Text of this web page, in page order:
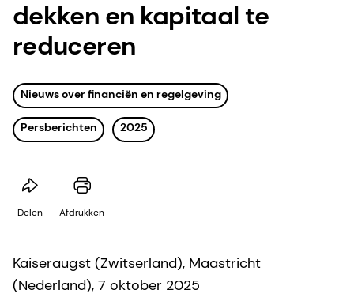
dekken en kapitaal te
reduceren
Nieuws over financiën en regelgeving
Persberichten 2025
Delen Afdrukken
Kaiseraugst (Zwitserland), Maastricht
(Nederland), 7 oktober 2025